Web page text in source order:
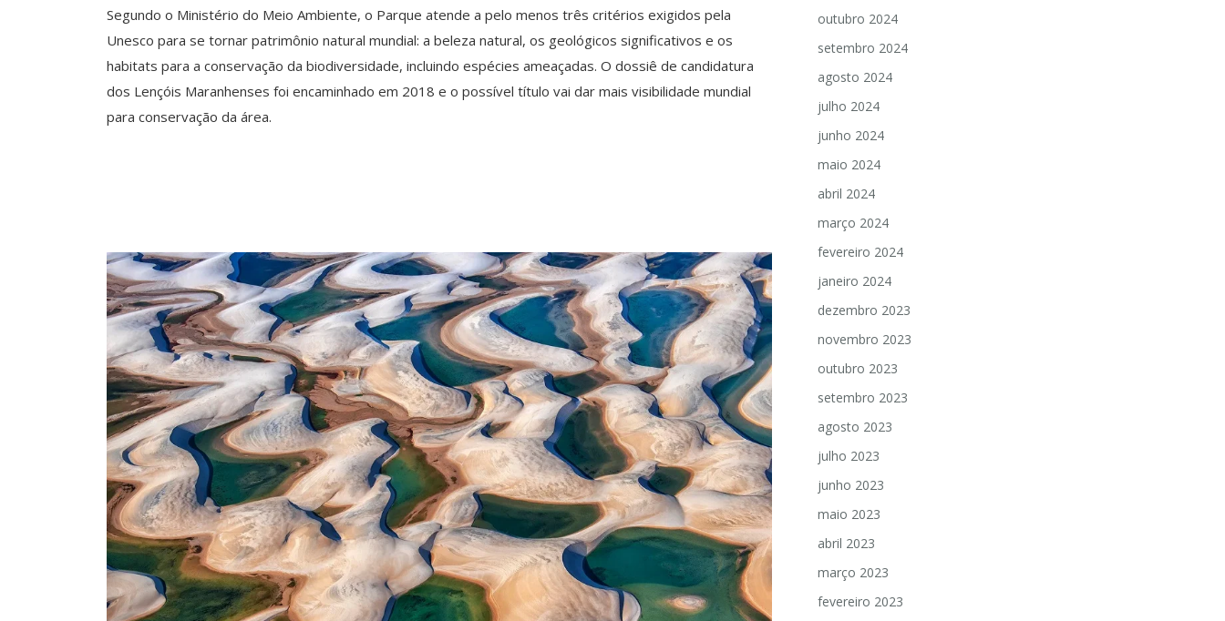
Segundo o Ministério do Meio Ambiente, o Parque atende a pelo menos três critérios exigidos pela
Unesco para se tornar patrimônio natural mundial: a beleza natural, os geológicos significativos e os
habitats para a conservação da biodiversidade, incluindo espécies ameaçadas. O dossiê de candidatura
dos Lençóis Maranhenses foi encaminhado em 2018 e o possível título vai dar mais visibilidade mundial
para conservação da área.
outubro 2024
setembro 2024
agosto 2024
julho 2024
junho 2024
maio 2024
abril 2024
março 2024
fevereiro 2024
janeiro 2024
dezembro 2023
novembro 2023
outubro 2023
setembro 2023
agosto 2023
julho 2023
junho 2023
maio 2023
abril 2023
março 2023
fevereiro 2023